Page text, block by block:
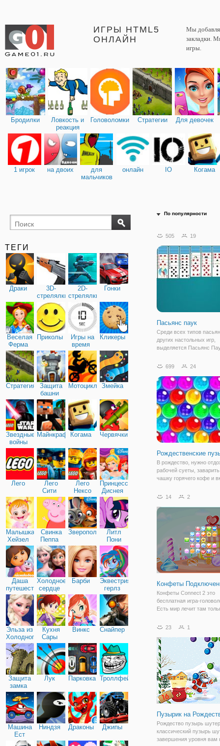
ИГРЫ HTML5
ОНЛАЙН
Мы
закладки.
игры.
Бродилки
Ловкость и
реакция
Головоломки Стратегии Для девочек
1 игрок на двоих
для
мальчиков
онлайн IO Когама
ТЕГИ
Драки
3D-
стрелялки
2D-
стрелялки
Гонки
Веселая
Ферма
Приколы
Игры на
время
Кликеры
Стратегия
Защита
башни
МотоциклыЗмейка
Звездные
войны
МайнкрафтКогама Червячки
Лего
Лего
Сити
Лего
Нексо
Найтс
Принцессы
Диснея
Малышка
Хейзел
Свинка
Пеппа
Зверополис
Литл
Пони
Дружба
Даша
путешественница
Холодное
сердце
Барби
Эквестрия
герлз
Эльза из
Холодного
сердца
Кухня
Сары
Винкс Снайпер
Защита
замка
Лук Парковка Троллфейс
Машина
Ест
Машину
Ниндзя Драконы Джипы
По популярности
505 19
Пасьянс паук
Среди всех типов
других настольных игр,
выделяется Пасьянс
правила игры.
собрать его довольно
вами будут случайным
699 24
Рождественские
В рождество, нужно
рабочей суеты,
чашку горячего кофе и
головоломку, чтобы как
конечно поиграть в
14 2
Конфеты
Конфеты Connect 2 это
бесплатная игра-
Есть мир лечит там
Красочные и вкусные
вас есть способность
распознавать шаблоны и
соедините
23 1
Пузырик на
Рождество пузырь шутер
классический пузырь
завершения уровня вам